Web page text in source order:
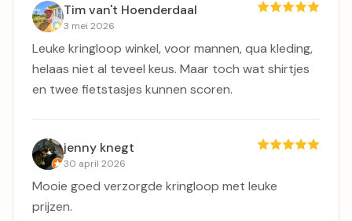
Tim van't Hoenderdaal
3 mei 2026
Leuke kringloop winkel, voor mannen, qua kleding,
helaas niet al teveel keus. Maar toch wat shirtjes
en twee fietstasjes kunnen scoren.
jenny knegt
30 april 2026
Mooie goed verzorgde kringloop met leuke
prijzen.